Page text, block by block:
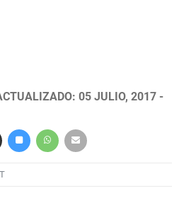
05 JULIO, 2017 -